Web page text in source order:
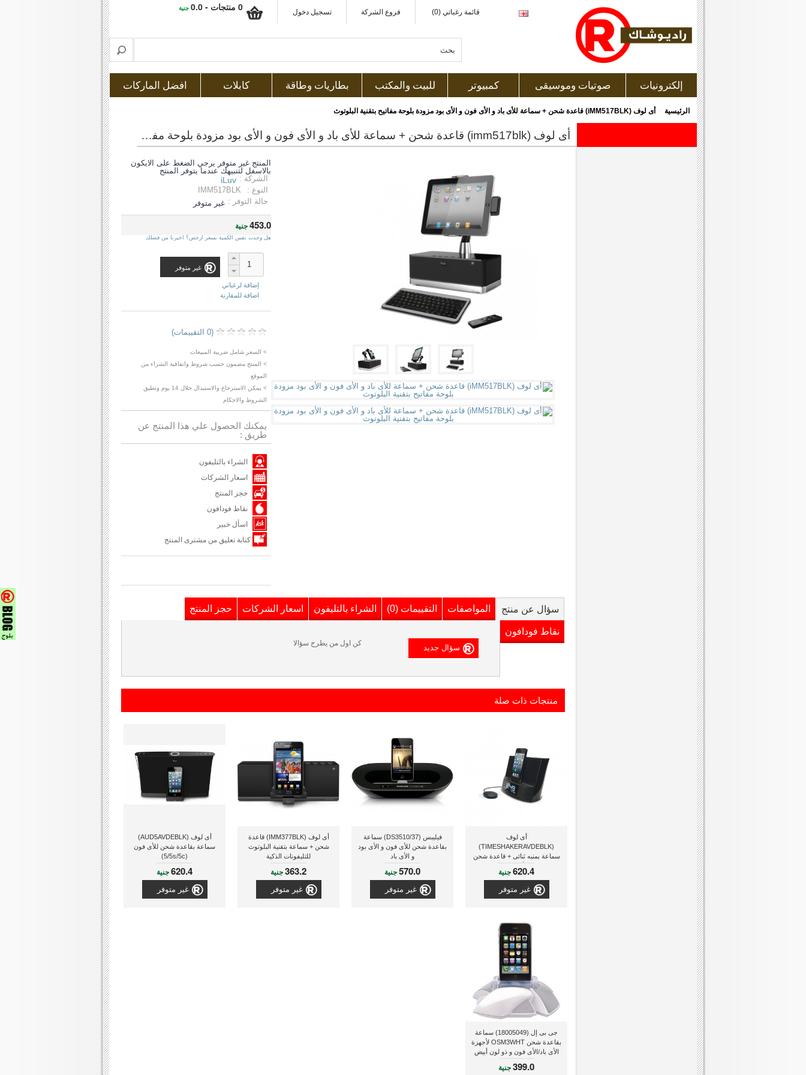
قائمة رغباتي (0) فروع الشركة تسجيل دخول 0 منتجات - 0.0 جنية
إلكترونيات صوتيات وموسيقى كمبيوتر للبيت والمكتب بطاريات وطاقة كابلات افضل الماركات
الرئيسية » أى لوف (iMM517BLK) قاعدة شحن + سماعة للأى باد و الأى فون و الأى بود مزودة بلوحة مفاتيح بتقنية البلوتوث
أى لوف (imm517blk) قاعدة شحن + سماعة للأى باد و الأى فون و الأى بود مزودة بلوحة مفاتيح بتقنية البلوتوث
المنتج غير متوفر يرجي الضغط على الايكون
بالاسفل لتنبيهك عندما يتوفر المنتج
الشركة : iLuv
النوع :
IMM517BLK
حالة التوفر : غير متوفر
453.0جنية
هل وجدت نفس الكمية بسعر ارخص؟ اخبرنا من فضلك
غير متوفر
إضافة لرغباتي
اضافة للمقارنة
(0 التقييمات)
> السعر شامل ضريبة المبيعات
> المنتج مضمون حسب شروط واتفاقية الشراء من
الموقع
> يمكن الاسترجاع والاستبدال خلال 14 يوم وتطبق
الشروط والاحكام
يمكنك الحصول علي هذا المنتج عن
طريق :
الشراء بالتليفون
اسعار الشركات
حجز المنتج
نقاط فودافون
اسأل خبير
كتابة تعليق من مشترى المنتج
سؤال عن منتج المواصفات التقييمات (0) الشراء بالتليفون اسعار الشركات حجز المنتج
نقاط فودافون
كن اول من يطرح سؤالا
منتجات ذات صلة
أى لوف
(TIMESHAKERAVDEBLK)
سماعة بمنبه ثنائى + قاعدة شحن
للأى فون
620.4جنية
غير متوفر
فيليبس (DS3510/37) سماعة
بقاعدة شحن للأى فون و الأى بود
و الأى باد
570.0جنية
غير متوفر
أى لوف (IMM377BLK) قاعدة
شحن + سماعة بتقنية البلوتوث
للتليفونات الذكية
363.2جنية
غير متوفر
أى لوف (AUD5AVDEBLK)
سماعة بقاعدة شحن للأى فون
(5/5s/5c)
620.4جنية
غير متوفر
جى بى إل (18005049) سماعة
بقاعدة شحن OSM3WHT لأجهزة
الأى باد/الأى فون و ذو لون أبيض
399.0جنية